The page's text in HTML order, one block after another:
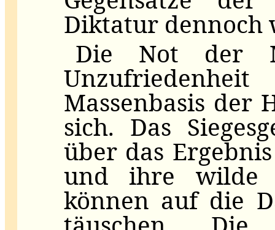
Diktatur dennoch
Die Not der
Massenbasis der
sich. Das
über das
und ihre wilde
können auf die